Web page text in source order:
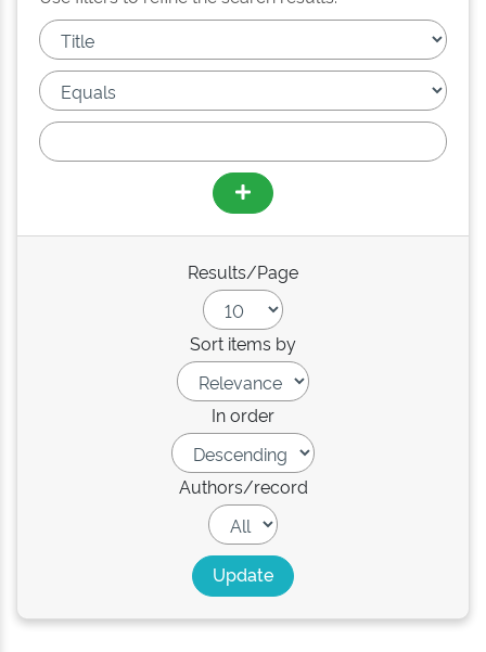
Results/Page
Sort items by
In order
Authors/record